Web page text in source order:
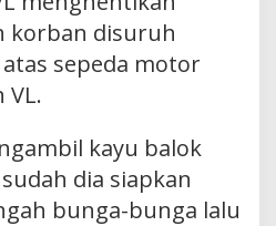
korban disuruh
sepeda motor
VL.
kayu balok
dia siapkan
bunga-bunga lalu